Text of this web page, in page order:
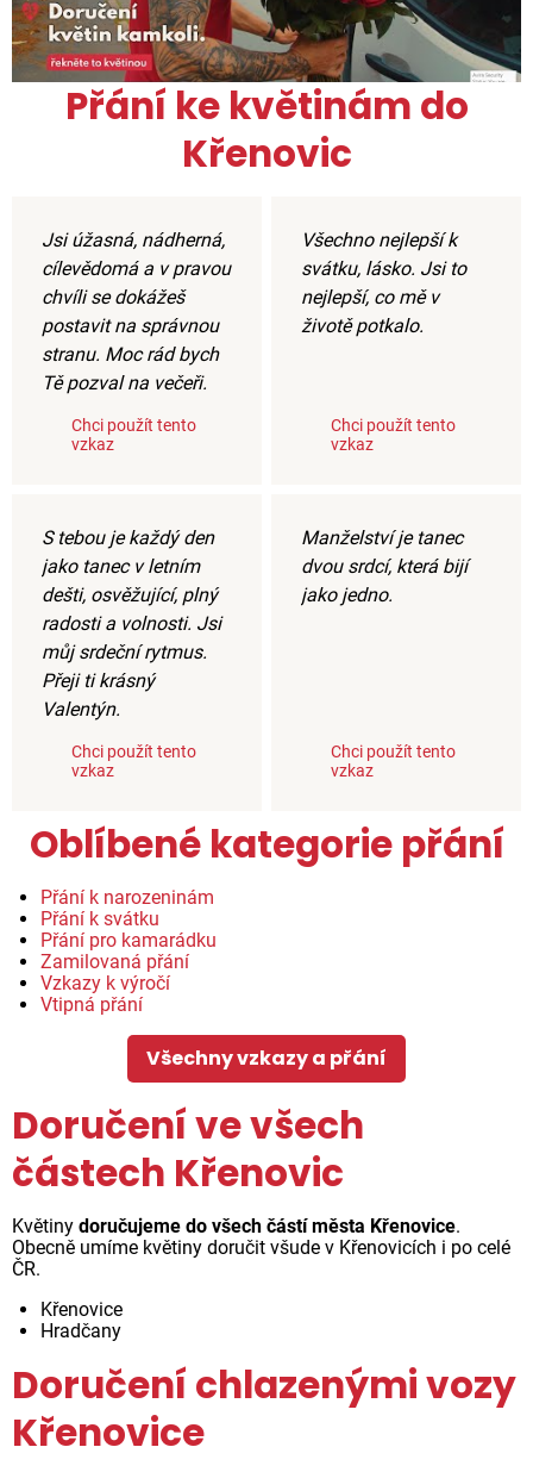
Přání ke květinám do
Křenovic
Jsi úžasná, nádherná,
cílevědomá a v pravou
chvíli se dokážeš
postavit na správnou
stranu. Moc rád bych
Tě pozval na večeři.
Chci použít tento
vzkaz
Všechno nejlepší k
svátku, lásko. Jsi to
nejlepší, co mě v
životě potkalo.
Chci použít tento
vzkaz
S tebou je každý den
jako tanec v letním
dešti, osvěžující, plný
radosti a volnosti. Jsi
můj srdeční rytmus.
Přeji ti krásný
Valentýn.
Chci použít tento
vzkaz
Manželství je tanec
dvou srdcí, která bijí
jako jedno.
Chci použít tento
vzkaz
Oblíbené kategorie přání
Přání k narozeninám
Přání k svátku
Přání pro kamarádku
Zamilovaná přání
Vzkazy k výročí
Vtipná přání
Všechny vzkazy a přání
Doručení ve všech
částech Křenovic
Květiny doručujeme do všech částí města Křenovice.
Obecně umíme květiny doručit všude v Křenovicích i po celé
ČR.
Křenovice
Hradčany
Doručení chlazenými vozy
Křenovice